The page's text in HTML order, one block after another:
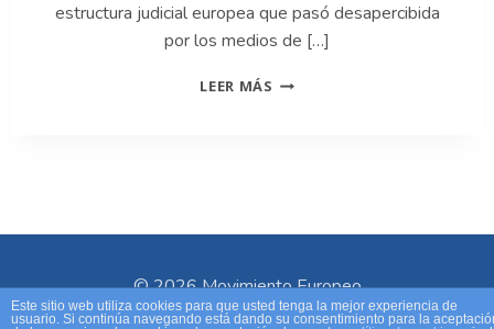
estructura judicial europea que pasó desapercibida
por los medios de […]
LEER MÁS 6-
SALA
INTERMEDIA
© 2026 Movimiento Europeo
Este sitio web utiliza cookies para que usted tenga la mejor experiencia de
usuario. Si continúa navegando está dando su consentimiento para la